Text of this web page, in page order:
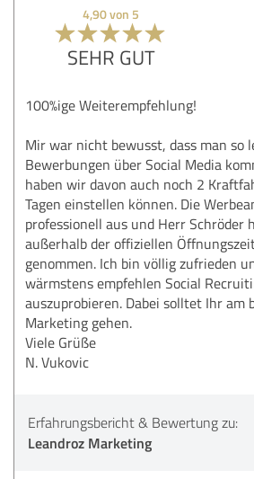
4,90 von 5
SEHR GUT
100%ige Weiterempfehlung!
Mir war nicht bewusst, dass man so
Bewerbungen über Social Media
haben wir davon auch noch 2
Tagen einstellen können. Die
professionell aus und Herr Schröder
außerhalb der offiziellen
genommen. Ich bin völlig zufrieden
wärmstens empfehlen Social
auszuprobieren. Dabei solltet Ihr am
Marketing gehen.
Viele Grüße
N. Vukovic
Erfahrungsbericht & Bewertung zu:
Leandroz Marketing